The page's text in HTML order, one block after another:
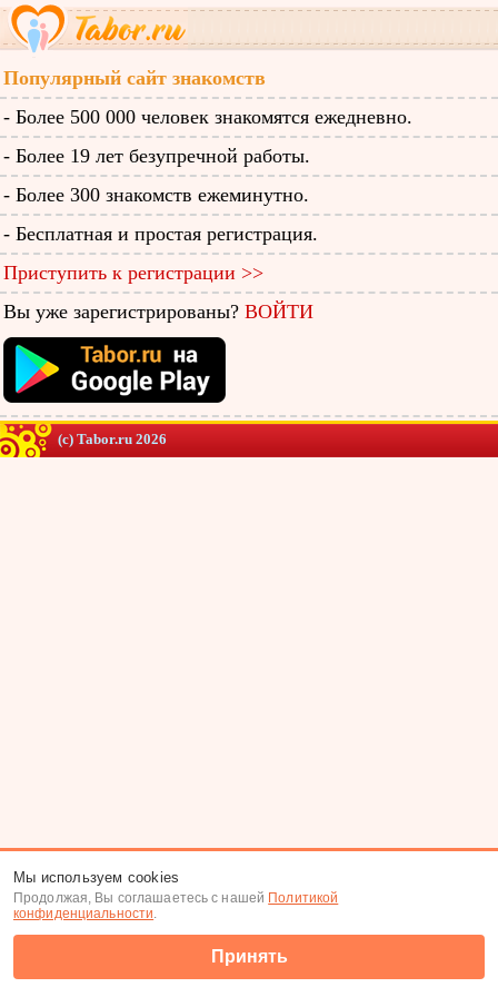
Популярный сайт знакомств
- Более 500 000 человек знакомятся ежедневно.
- Более 19 лет безупречной работы.
- Более 300 знакомств ежеминутно.
- Бесплатная и простая регистрация.
Приступить к регистрации >>
Вы уже зарегистрированы? ВОЙТИ
(c) Tabor.ru 2026
Мы используем cookies
Продолжая, Вы соглашаетесь с нашей Политикой
конфиденциальности.
Принять